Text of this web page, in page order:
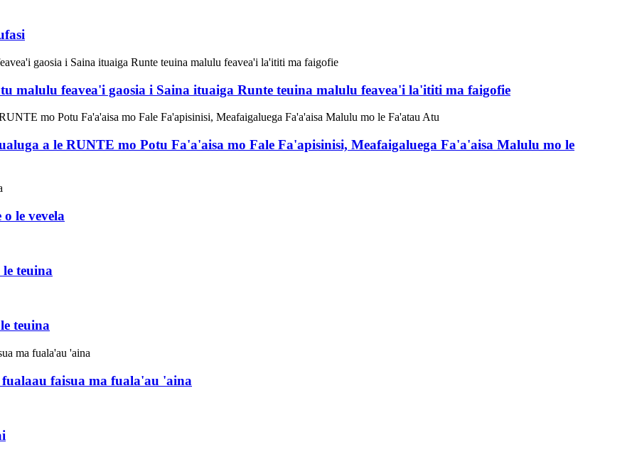
malulu feavea'i gaosia i Saina ituaiga Runte teuina malulu feavea'i la'ititi ma faigofie
a le RUNTE mo Potu Fa'a'aisa mo Fale Fa'apisinisi, Meafaigaluega Fa'a'aisa Malulu mo le
le vevela
teuina
teuina
faisua ma fuala'au 'aina